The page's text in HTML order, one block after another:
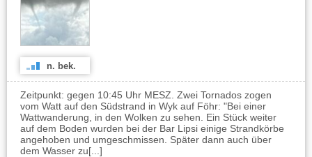
n. bek.
Zeitpunkt: gegen 10:45 Uhr MESZ. Zwei Tornados zogen
vom Watt auf den Südstrand in Wyk auf Föhr: "Bei einer
Wattwanderung, in den Wolken zu sehen. Ein Stück weiter
auf dem Boden wurden bei der Bar Lipsi einige Strandkörbe
angehoben und umgeschmissen. Später dann auch über
dem Wasser zu[...]